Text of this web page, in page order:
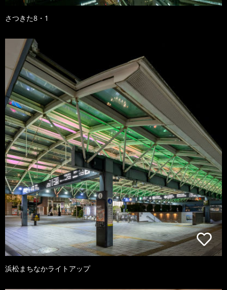
さつきた8・1
浜松まちなかライトアップ